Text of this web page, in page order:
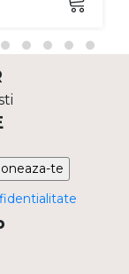
te